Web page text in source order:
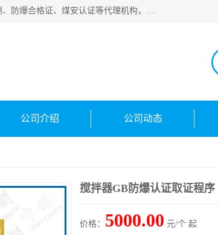
深圳中诺检测技术有限公司是一家专注IECEx防爆认证、ATEX防爆认证、防爆电气检测、防爆合格证、煤安认证等代理机构，可为客户提供从防爆设计、认证、现场检查、工程施工改造、培训等一站式服务。
公司介绍 公司动态
搅拌器GB防爆认证取证程
价格： 5000.00 元/个 起